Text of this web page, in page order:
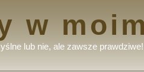
w
lub nie, ale zawsze prawdziwe!